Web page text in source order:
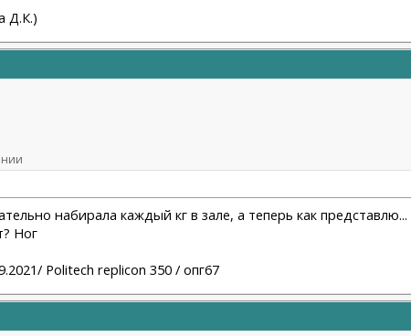
Д.К.)
набирала каждый кг в зале, а теперь как
Ног
Politech replicon 350 / опг67